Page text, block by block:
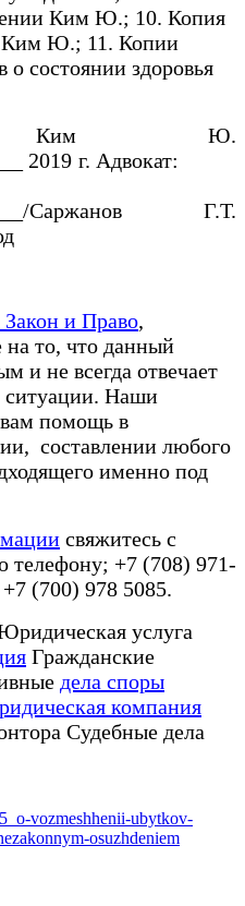
Ким Ю.; 10. Копия
Ким Ю.; 11. Копии
состоянии здоровья
Ким Ю.
2019 г. Адвокат:
Саржанов Г.Т.
Закон и Право,
то, что данный
и не всегда отвечает
ситуации. Наши
вам помощь в
составлении любого
именно под
свяжитесь с
телефону; +7 (708) 971-
(700) 978 5085.
услуга
Гражданские
дела споры
компания
Судебные дела
vozmeshhenii-ubytkov-
osuzhdeniem